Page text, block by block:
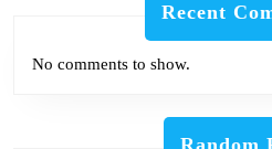
Recent
No comments to show.
Random